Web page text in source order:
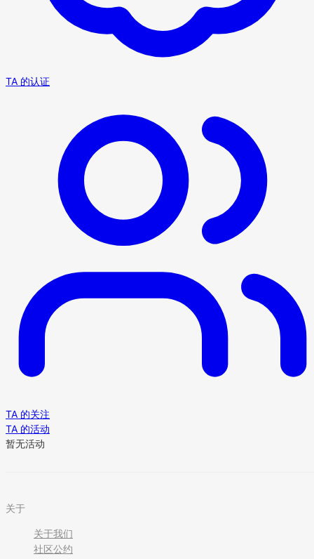
TA 的认证
TA 的关注
TA 的活动
暂无活动
关于
关于我们
社区公约